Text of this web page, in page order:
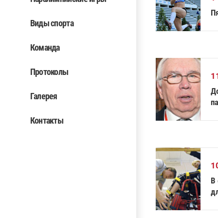
Виды спорта
Команда
Протоколы
Галерея
Контакты
В